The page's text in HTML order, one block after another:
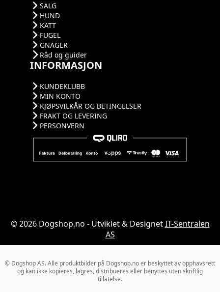
SALG
HUND
KATT
FUGEL
GNAGER
Råd og guider
INFORMASJON
KUNDEKLUBB
MIN KONTO
KJØPSVILKÅR OG BETINGELSER
FRAKT OG LEVERING
PERSONVERN
© 2026 Dogshop.no - Utviklet & DesignetIT-Sentralen
AS
© Dogshop AS. Alle produktbilder på Dogshop.no er beskyttet av opphavsrett
og kan ikke kopieres, lagres, distribueres eller benyttes uten skriftlig
tillatelse.